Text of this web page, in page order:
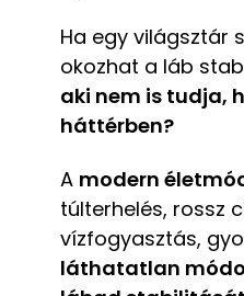
Ha egy világsztár
okozhat a láb
aki nem is tudja,
háttérben?
A modern
túlterhelés, rossz
vízfogyasztás,
láthatatlan